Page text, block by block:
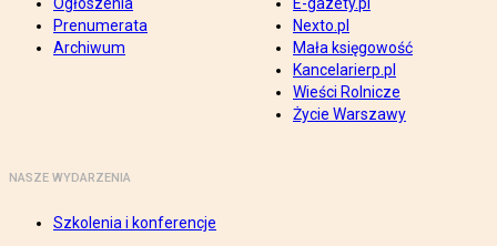
Prenumerata
Archiwum
Nexto.pl
Mała księgowość
Kancelarierp.pl
Wieści Rolnicze
Życie Warszawy
NASZE WYDARZENIA
Szkolenia i konferencje